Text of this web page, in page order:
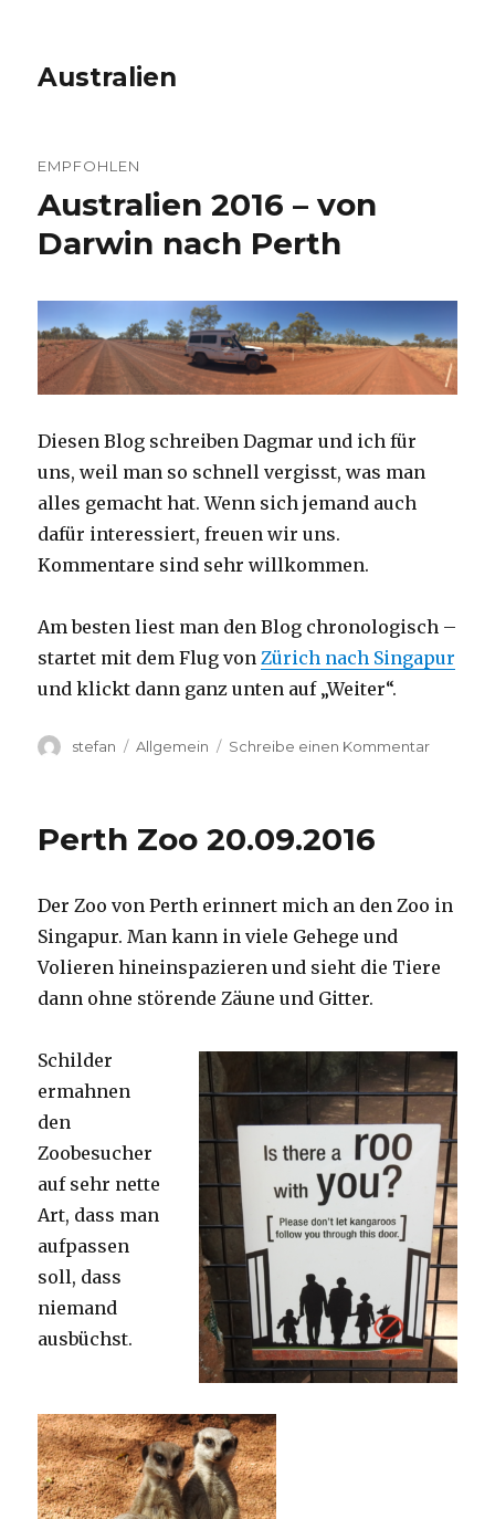
Australien
EMPFOHLEN
Australien 2016 – von
Darwin nach Perth
Diesen Blog schreiben Dagmar und ich für
uns, weil man so schnell vergisst, was man
alles gemacht hat. Wenn sich jemand auch
dafür interessiert, freuen wir uns.
Kommentare sind sehr willkommen.
Am besten liest man den Blog chronologisch –
startet mit dem Flug vonZürich nach Singapur
und klickt dann ganz unten auf „Weiter“.
Autor
stefan Kategorien
Allgemein Schreibe einen Kommentarzu
Perth
Perth Zoo 20.09.2016
Der Zoo von Perth erinnert mich an den Zoo in
Singapur. Man kann in viele Gehege und
Volieren hineinspazieren und sieht die Tiere
dann ohne störende Zäune und Gitter.
Schilder
ermahnen
den
Zoobesucher
auf sehr nette
Art, dass man
aufpassen
soll, dass
niemand
ausbüchst.